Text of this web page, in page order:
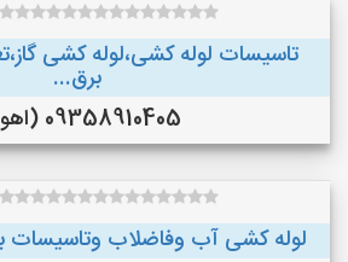
تاسیسات لوله کشی،لوله کشی
برق...
09358910405 (اهواز )
لوله کشی آب وفاضلاب وتاسیسات